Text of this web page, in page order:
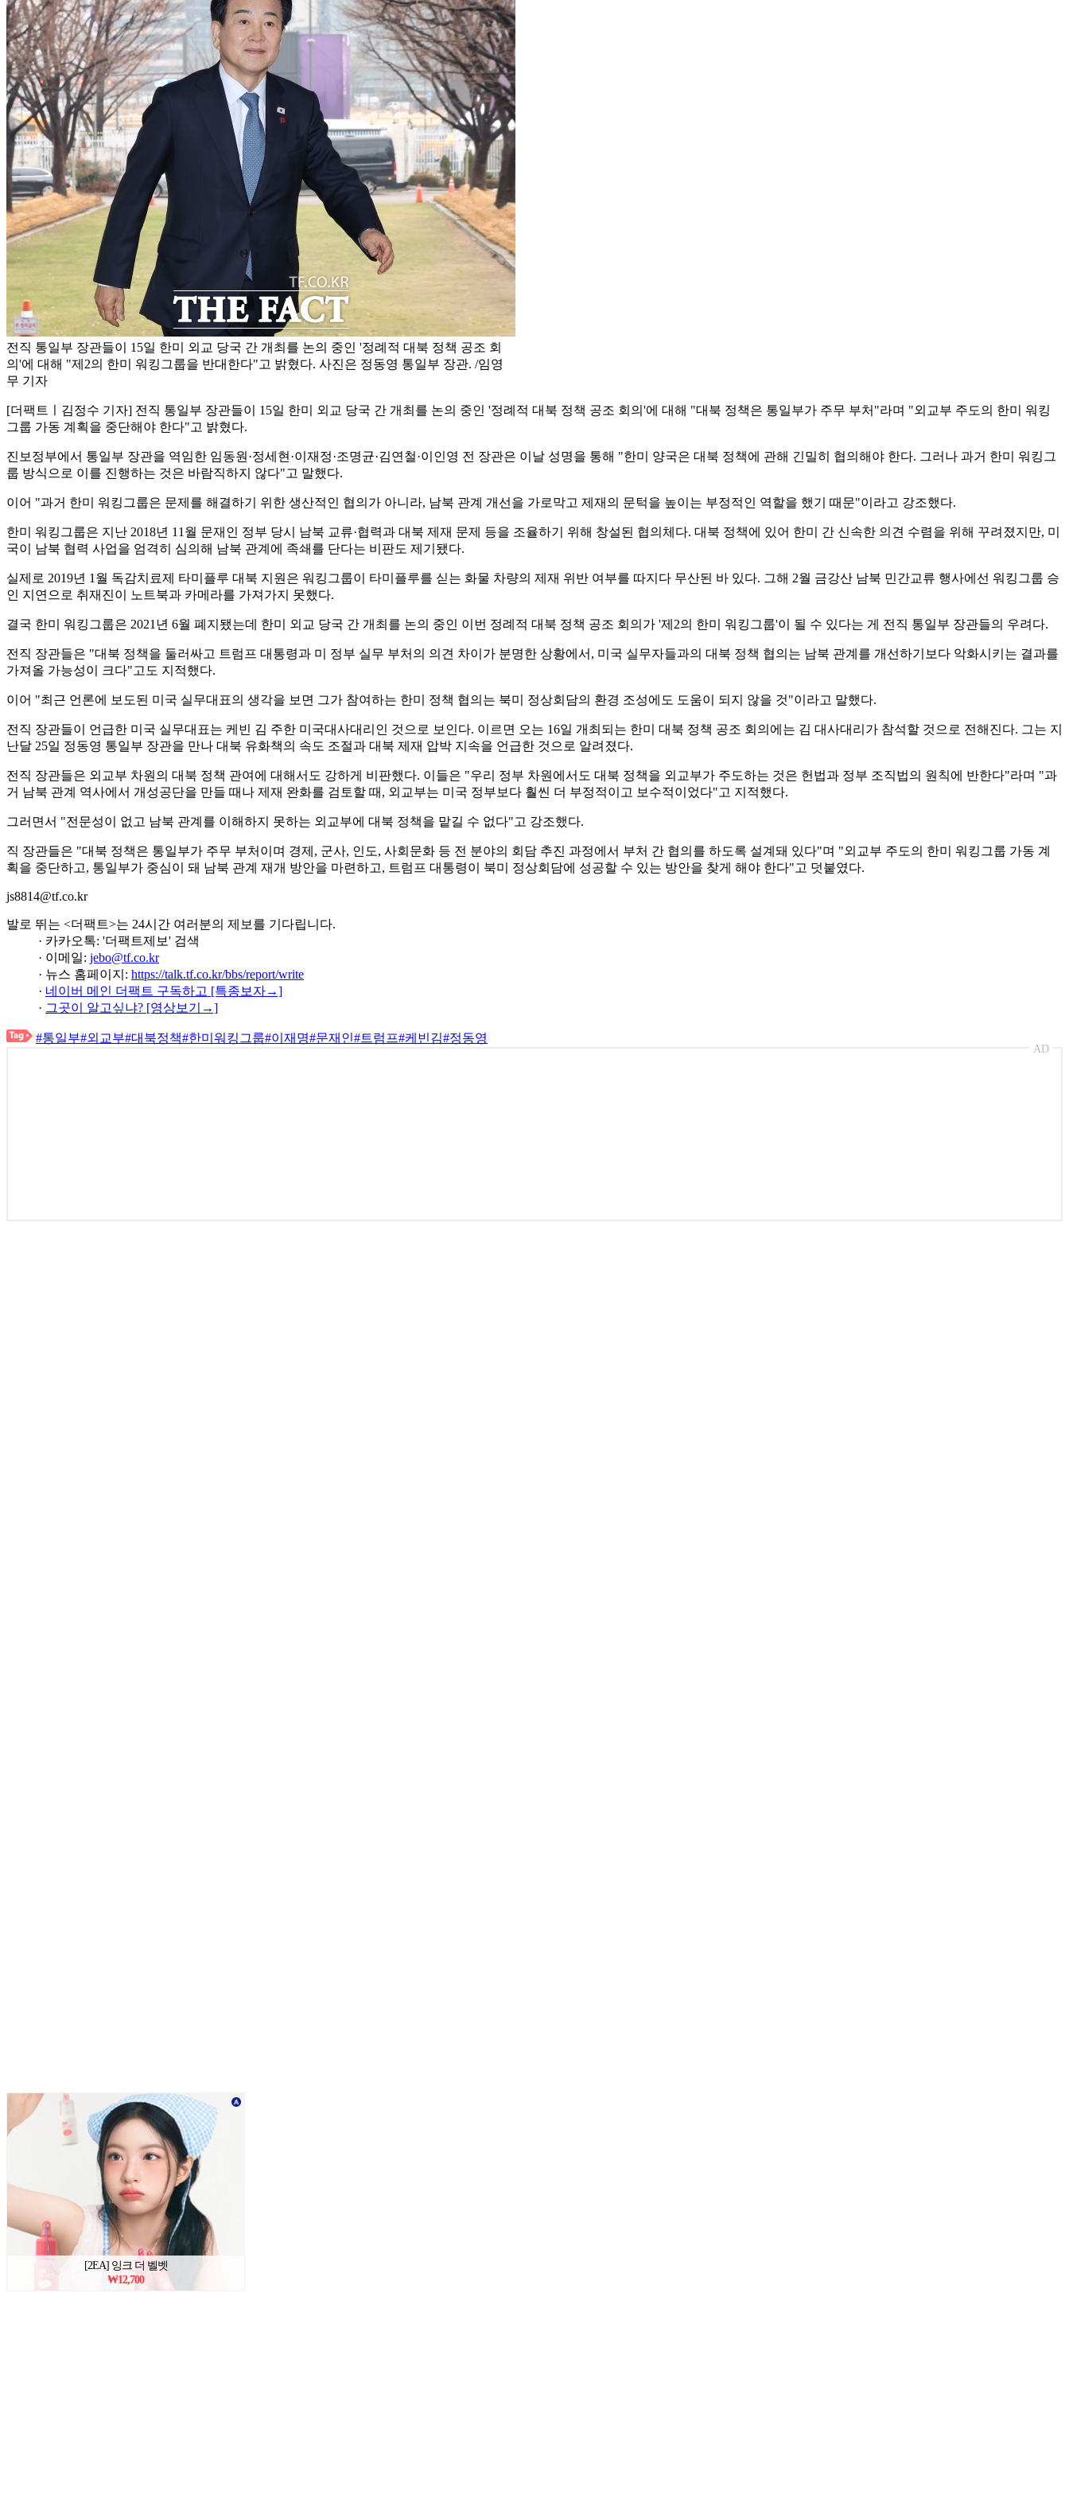
전직 통일부 장관들이 15일 한미 외교 당국 간 개최를 논의 중인 '정례적 대북 정책 공조 회
의'에 대해 "제2의 한미 워킹그룹을 반대한다"고 밝혔다. 사진은 정동영 통일부 장관. /임영
무 기자
[더팩트ㅣ김정수 기자] 전직 통일부 장관들이 15일 한미 외교 당국 간 개최를 논의 중인 '정례적 대북 정책 공조 회의'에 대해 "대북 정책은 통일부가 주무 부처"라며 "외교부 주도의 한미 워킹
그룹 가동 계획을 중단해야 한다"고 밝혔다.
진보정부에서 통일부 장관을 역임한 임동원·정세현·이재정·조명균·김연철·이인영 전 장관은 이날 성명을 통해 "한미 양국은 대북 정책에 관해 긴밀히 협의해야 한다. 그러나 과거 한미 워킹그
룹 방식으로 이를 진행하는 것은 바람직하지 않다"고 말했다.
이어 "과거 한미 워킹그룹은 문제를 해결하기 위한 생산적인 협의가 아니라, 남북 관계 개선을 가로막고 제재의 문턱을 높이는 부정적인 역할을 했기 때문"이라고 강조했다.
한미 워킹그룹은 지난 2018년 11월 문재인 정부 당시 남북 교류·협력과 대북 제재 문제 등을 조율하기 위해 창설된 협의체다. 대북 정책에 있어 한미 간 신속한 의견 수렴을 위해 꾸려졌지만, 미
국이 남북 협력 사업을 엄격히 심의해 남북 관계에 족쇄를 단다는 비판도 제기됐다.
실제로 2019년 1월 독감치료제 타미플루 대북 지원은 워킹그룹이 타미플루를 싣는 화물 차량의 제재 위반 여부를 따지다 무산된 바 있다. 그해 2월 금강산 남북 민간교류 행사에선 워킹그룹 승
인 지연으로 취재진이 노트북과 카메라를 가져가지 못했다.
결국 한미 워킹그룹은 2021년 6월 폐지됐는데 한미 외교 당국 간 개최를 논의 중인 이번 정례적 대북 정책 공조 회의가 '제2의 한미 워킹그룹'이 될 수 있다는 게 전직 통일부 장관들의 우려다.
전직 장관들은 "대북 정책을 둘러싸고 트럼프 대통령과 미 정부 실무 부처의 의견 차이가 분명한 상황에서, 미국 실무자들과의 대북 정책 협의는 남북 관계를 개선하기보다 악화시키는 결과를
가져올 가능성이 크다"고도 지적했다.
이어 "최근 언론에 보도된 미국 실무대표의 생각을 보면 그가 참여하는 한미 정책 협의는 북미 정상회담의 환경 조성에도 도움이 되지 않을 것"이라고 말했다.
전직 장관들이 언급한 미국 실무대표는 케빈 김 주한 미국대사대리인 것으로 보인다. 이르면 오는 16일 개최되는 한미 대북 정책 공조 회의에는 김 대사대리가 참석할 것으로 전해진다. 그는 지
난달 25일 정동영 통일부 장관을 만나 대북 유화책의 속도 조절과 대북 제재 압박 지속을 언급한 것으로 알려졌다.
전직 장관들은 외교부 차원의 대북 정책 관여에 대해서도 강하게 비판했다. 이들은 "우리 정부 차원에서도 대북 정책을 외교부가 주도하는 것은 헌법과 정부 조직법의 원칙에 반한다"라며 "과
거 남북 관계 역사에서 개성공단을 만들 때나 제재 완화를 검토할 때, 외교부는 미국 정부보다 훨씬 더 부정적이고 보수적이었다"고 지적했다.
그러면서 "전문성이 없고 남북 관계를 이해하지 못하는 외교부에 대북 정책을 맡길 수 없다"고 강조했다.
직 장관들은 "대북 정책은 통일부가 주무 부처이며 경제, 군사, 인도, 사회문화 등 전 분야의 회담 추진 과정에서 부처 간 협의를 하도록 설계돼 있다"며 "외교부 주도의 한미 워킹그룹 가동 계
획을 중단하고, 통일부가 중심이 돼 남북 관계 재개 방안을 마련하고, 트럼프 대통령이 북미 정상회담에 성공할 수 있는 방안을 찾게 해야 한다"고 덧붙였다.
js8814@tf.co.kr
발로 뛰는 <더팩트>는 24시간 여러분의 제보를 기다립니다.
· 카카오톡: '더팩트제보' 검색
· 이메일: jebo@tf.co.kr
· 뉴스 홈페이지: https://talk.tf.co.kr/bbs/report/write
· 네이버 메인 더팩트 구독하고 [특종보자→]
· 그곳이 알고싶냐? [영상보기→]
#통일부#외교부#대북정책#한미워킹그룹#이재명#문재인#트럼프#케빈김#정동영
AD